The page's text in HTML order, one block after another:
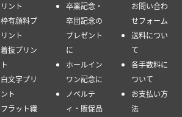
リント
枠有顔料プ
リント
着抜プリン
ト
白文字プリ
ント
フラット織
卒業記念・
卒団記念の
プレゼント
に
ホールイン
ワン記念に
ノベルテ
ィ・販促品
お問い合わ
せフォーム
送料につい
て
各手数料に
ついて
お支払い方
法